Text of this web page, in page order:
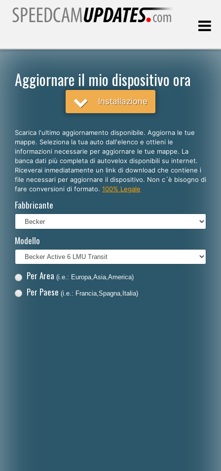
Italiano
English
Español
Deutsch
Polski
Dansk
Aggiornare il mio dispositivo ora
Installazione
Scarica l'ultimo aggiornamento disponibile. Aggiorna le tue
mappe. Seleziona la tua auto dall'elenco e ottieni le
informazioni necessarie per aggiornare le tue mappe. La
banca dati più completa di autovelox disponibili su internet.
Riceverai inmediatamente un link di download che contiene i
file necessari per aggiornare il dispositivo. Non c´è bisogno di
fare conversioni di formato. 100% Legale
Fabbricante
Modello
Per Area (i.e.: Europa,Asia,America)
Per Paese (i.e.: Francia,Spagna,Italia)